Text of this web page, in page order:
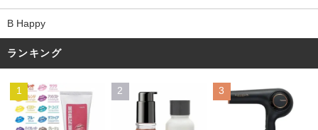
B Happy
ランキング
1 2 3